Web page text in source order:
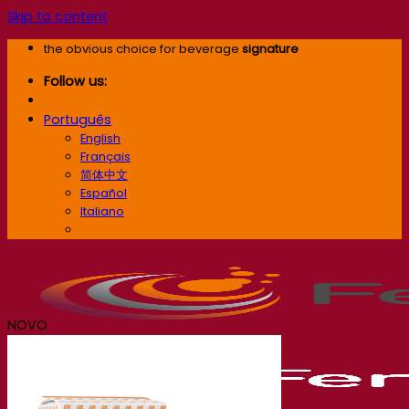
Skip to content
the obvious choice for beverage signature
Follow us:
Português
English
Français
简体中文
Español
Italiano
NOVO